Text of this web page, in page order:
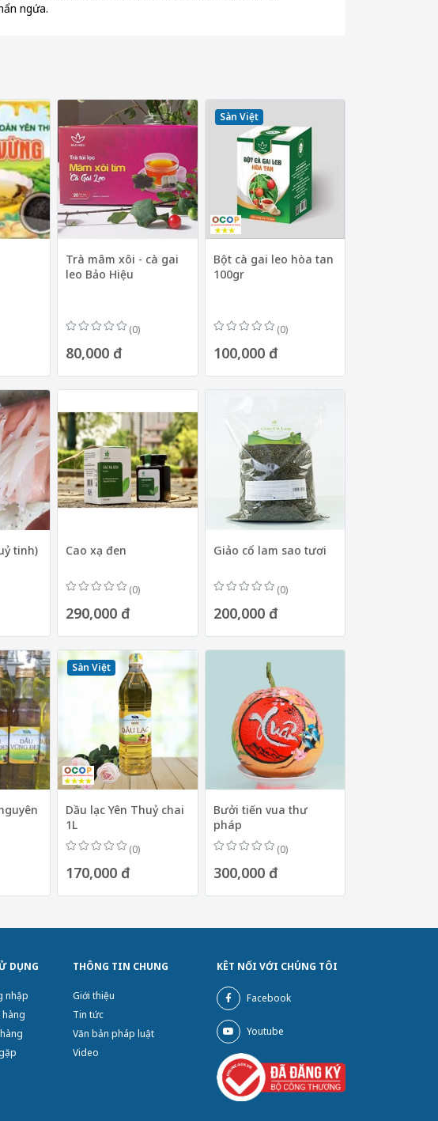
ngứa.
Trà mâm xôi - cà gai
leo Bảo Hiệu
(0)
80,000 đ
Sàn Việt
Bột cà gai leo hòa tan
100gr
(0)
100,000 đ
tinh) Cao xạ đen
(0)
290,000 đ
Giảo cổ lam sao tươi
(0)
200,000 đ
Sàn Việt
Dầu lạc Yên Thuỷ chai
1L
(0)
170,000 đ
Bưởi tiến vua thư
pháp
(0)
300,000 đ
DỤNG
nhập
THÔNG TIN CHUNG
Giới thiệu
Tin tức
Văn bản pháp luật
Video
KÊT NỐI VỚI CHÚNG TÔI
Facebook
Youtube